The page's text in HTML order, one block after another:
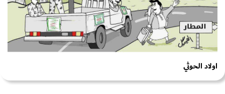
اولاد الحوثي